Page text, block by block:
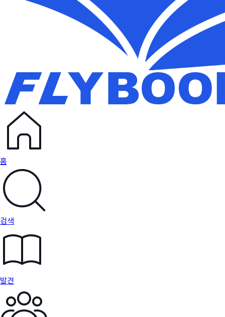
홈
검색
발견